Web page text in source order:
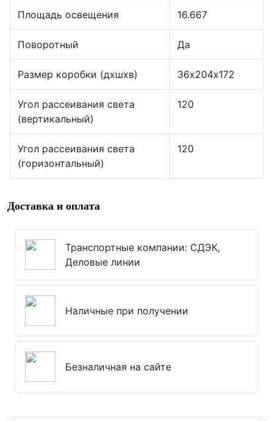
Площадь освещения 16.667
Поворотный Да
Размер коробки (дхшхв) 36х204х172
Угол рассеивания света
(вертикальный)
120
Угол рассеивания света
(горизонтальный)
120
Доставка и оплата
Транспортные компании: СДЭК,
Деловые линии
Наличные при получении
Безналичная на сайте